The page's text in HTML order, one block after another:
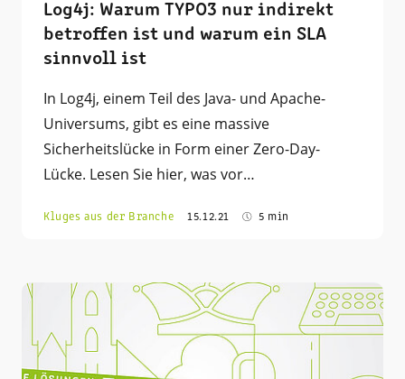
Log4j: Warum TYPO3 nur indirekt
betroffen ist und warum ein SLA
sinnvoll ist
In Log4j, einem Teil des Java- und Apache-
Universums, gibt es eine massive
Sicherheitslücke in Form einer Zero-Day-
Lücke. Lesen Sie hier, was vor…
Kluges aus der Branche 15.12.21 5 min